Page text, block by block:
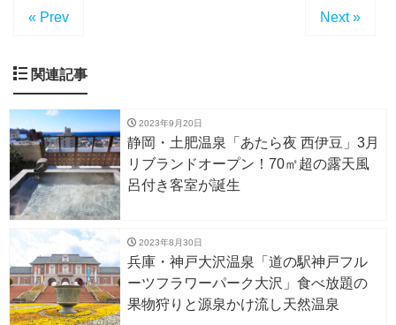
« Prev Next »
関連記事
2023年9月20日
静岡・土肥温泉「あたら夜 西伊豆」3月
リブランドオープン！70㎡超の露天風
呂付き客室が誕生
2023年8月30日
兵庫・神戸大沢温泉「道の駅神戸フル
ーツフラワーパーク大沢」食べ放題の
果物狩りと源泉かけ流し天然温泉